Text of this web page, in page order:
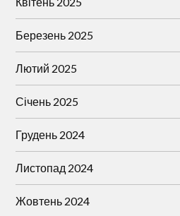
Березень 2025
Лютий 2025
Січень 2025
Грудень 2024
Листопад 2024
Жовтень 2024